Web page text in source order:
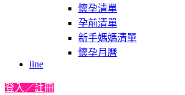
懷孕清單
孕前清單
新手媽媽清單
懷孕月曆
line
登入／註冊